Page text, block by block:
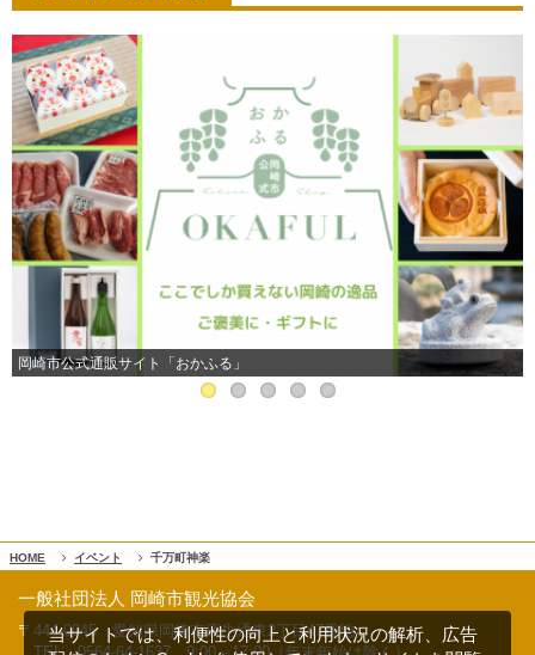
「家康印」電子クーポンが使えるお店一覧
HOME イベント 千万町神楽
一般社団法人 岡崎市観光協会
〒444-0045 愛知県岡崎市康生通東2丁目47番地
当サイトでは、利便性の向上と利用状況の解析、広告